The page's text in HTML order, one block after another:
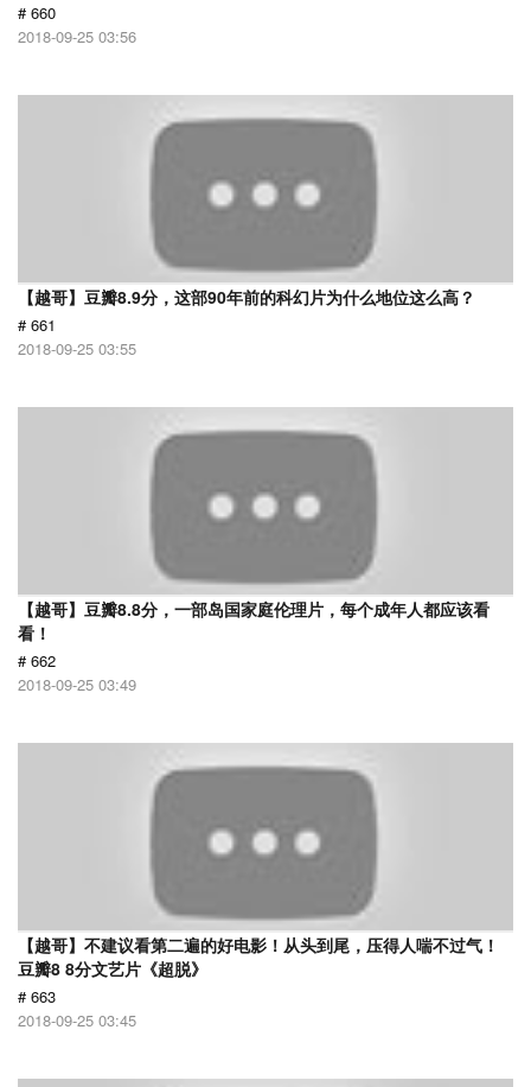
# 660
2018-09-25 03:56
【越哥】豆瓣8.9分，这部90年前的科幻片为什么地位这么高？
# 661
2018-09-25 03:55
【越哥】豆瓣8.8分，一部岛国家庭伦理片，每个成年人都应该看
看！
# 662
2018-09-25 03:49
【越哥】不建议看第二遍的好电影！从头到尾，压得人喘不过气！
豆瓣8 8分文艺片《超脱》
# 663
2018-09-25 03:45